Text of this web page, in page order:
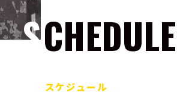
SCHEDULE
スケジュール